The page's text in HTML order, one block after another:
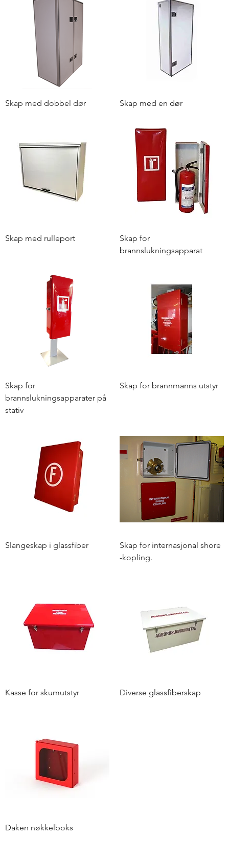
Skap med dobbel dør Skap med en dør
Skap med rulleport
Skap for
brannslukningsapparat
Skap for
brannslukningsapparater på
stativ
Skap for brannmanns utstyr
Slangeskap i glassfiber
Skap for internasjonal shore
-kopling.
Kasse for skumutstyr Diverse glassfiberskap
Daken nøkkelboks